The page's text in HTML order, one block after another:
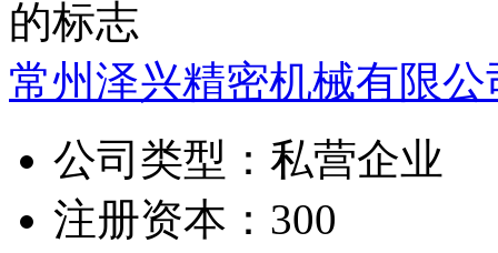
常州泽兴精密机械有限公
公司类型： 私营企业
注册资本： 300